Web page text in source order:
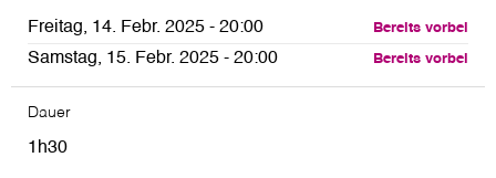
Freitag, 14. Febr. 2025 - 20:00 Bereits vorbei
Samstag, 15. Febr. 2025 - 20:00 Bereits vorbei
Dauer
1h30